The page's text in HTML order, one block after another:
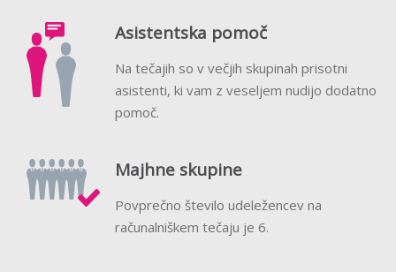
Asistentska pomoč
Na tečajih so v večjih skupinah prisotni
asistenti, ki vam z veseljem nudijo dodatno
pomoč.
Majhne skupine
Povprečno število udeležencev na
računalniškem tečaju je 6.